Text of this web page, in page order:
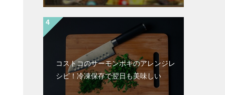
コストコのサーモンポキのアレンジレ
シピ！冷凍保存で翌日も美味しい